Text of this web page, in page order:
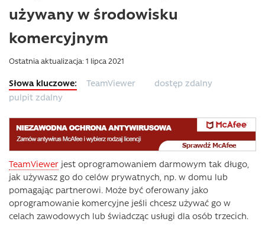
używany w środowisku
komercyjnym
Ostatnia aktualizacja: 1 lipca 2021
TeamViewer
dostęp zdalny
pulpit zdalny
TeamViewer jest oprogramowaniem darmowym tak długo,
jak używasz go do celów prywatnych, np. w domu lub
pomagając partnerowi. Może być oferowany jako
oprogramowanie komercyjne jeśli chcesz używać go w
celach zawodowych lub świadcząc usługi dla osób trzecich.